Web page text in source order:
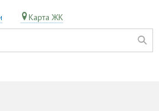
Карта ЖК